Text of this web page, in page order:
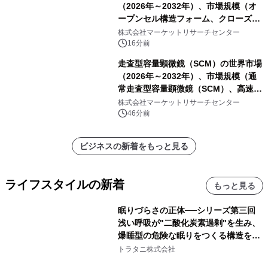
（2026年～2032年）、市場規模（オ
ープンセル構造フォーム、クローズド
セル構造フォーム）・分析レポートを
発表
株式会社マーケットリサーチセンター
16分前
走査型容量顕微鏡（SCM）の世界市場
（2026年～2032年）、市場規模（通
常走査型容量顕微鏡（SCM）、高速走
査型容量顕微鏡（SCM））・分析レポ
ートを発表
株式会社マーケットリサーチセンター
46分前
ビジネスの新着をもっと見る
ライフスタイルの新着 もっと見る
眠りづらさの正体──シリーズ第三回
浅い呼吸が"二酸化炭素過剰"を生み、
爆睡型の危険な眠りをつくる構造を解
説
トラタニ株式会社